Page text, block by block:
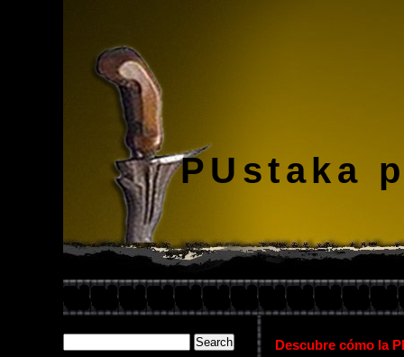
PUstaka
Descubre cómo la